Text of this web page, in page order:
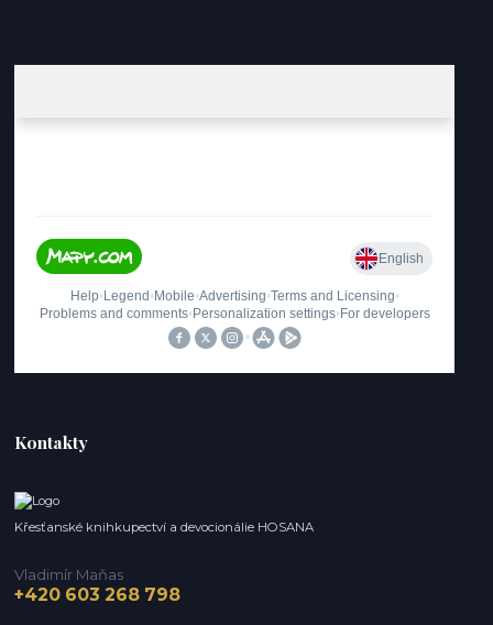
Kontakty
Křesťanské knihkupectví a devocionálie HOSANA
Vladimír Maňas
+420 603 268 798